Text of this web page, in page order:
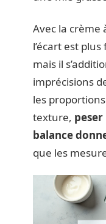
Avec la crème
l’écart est
mais il
imprécisions
les
texture,
balance
que les